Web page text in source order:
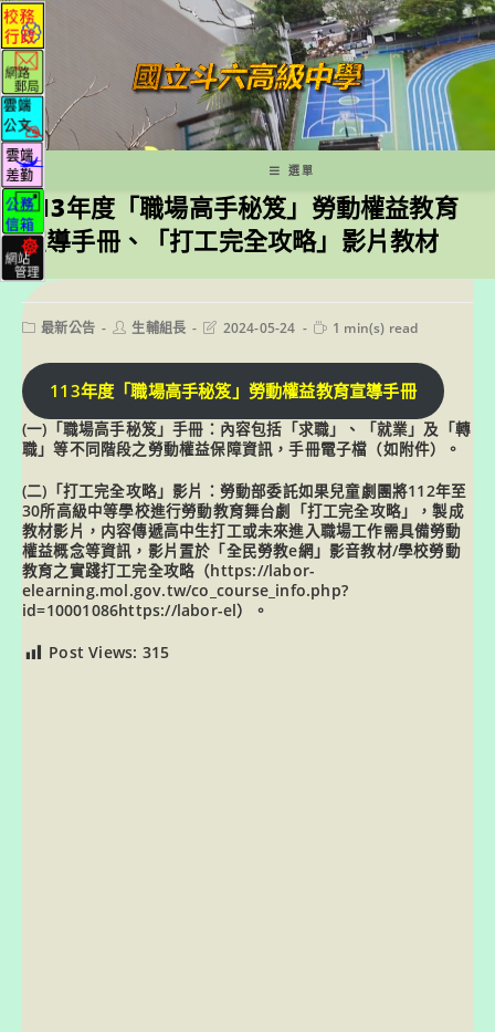
跳
轉
至
主
要
內
容
選單
113年度「職場高手秘笈」勞動權益教育
宣導手冊、「打工完全攻略」影片教材
Post最新公告
Post生輔組長
Post
modified:
2024-05-24
Reading
1 min(s) read
113年度「職場高手秘笈」勞動權益教育宣導手冊
(一)「職場高手秘笈」手冊：內容包括「求職」、「就業」及「轉
職」等不同階段之勞動權益保障資訊，手冊電子檔（如附件）。
(二)「打工完全攻略」影片：勞動部委託如果兒童劇團將112年至
30所高級中等學校進行勞動教育舞台劇「打工完全攻略」，製成
教材影片，内容傳遞高中生打工或未來進入職場工作需具備勞動
權益概念等資訊，影片置於「全民勞教e網」影音教材/學校勞動
教育之實踐打工完全攻略（https://labor-
elearning.mol.gov.tw/co_course_info.php?
id=10001086https://labor-el）。
Post Views: 315